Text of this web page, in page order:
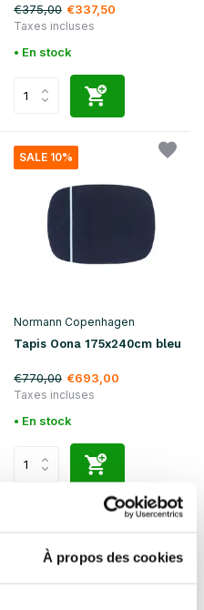
À propos des cookies
€375,00 €337,50
Taxes incluses
• En stock
SALE 10%
Normann Copenhagen
Tapis Oona 175x240cm bleu
€770,00 €693,00
Taxes incluses
• En stock